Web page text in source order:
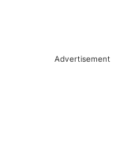
Advertisement